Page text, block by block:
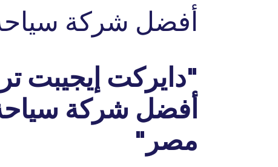
أفضل شركة
"دايركت إيجيبت
أفضل شركة
مصر"